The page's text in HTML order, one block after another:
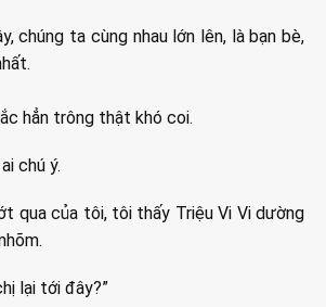
chúng ta cùng nhau lớn lên, là bạn bè,
hẳn trông thật khó coi.
chú ý.
qua của tôi, tôi thấy Triệu Vi Vi dường
lại tới đây?”